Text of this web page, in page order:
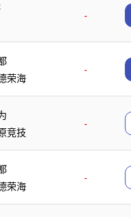
-
-
荣海
-
竞技
-
荣海